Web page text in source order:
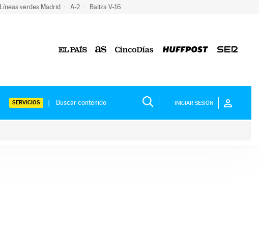
Líneas verdes Madrid A-2 Baliza V-16
SERVICIOS INICIAR SESIÓN